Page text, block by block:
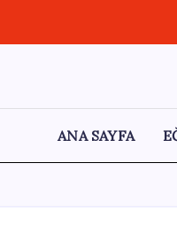
ANA SAYFA